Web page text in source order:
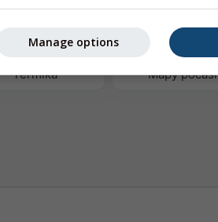
Termika Mapy počasí
Manage options